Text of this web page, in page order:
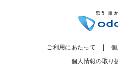
ご利用にあたって
個人情報の取り